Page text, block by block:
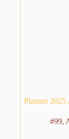
Planner 2025
#99,